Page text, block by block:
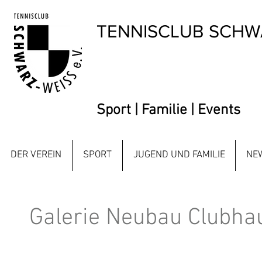
TENNISCLUB
Sport | Familie | Events
DER VEREIN SPORT JUGEND UND FAMILIE
Galerie Neubau